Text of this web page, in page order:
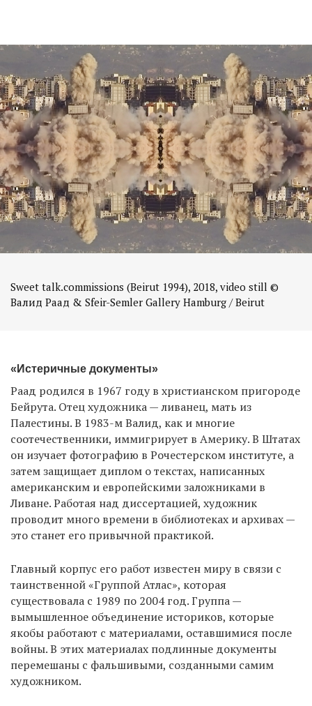
Sweet talk.commissions (Beirut 1994), 2018, video still ©
Валид Раад & Sfeir-Semler Gallery Hamburg / Beirut
«Истеричные документы»
Раад родился в 1967 году в христианском пригороде
Бейрута. Отец художника — ливанец, мать из
Палестины. В 1983-м Валид, как и многие
соотечественники, иммигрирует в Америку. В Штатах
он изучает фотографию в Рочестерском институте, а
затем защищает диплом о текстах, написанных
американским и европейскими заложниками в
Ливане. Работая над диссертацией, художник
проводит много времени в библиотеках и архивах —
это станет его привычной практикой.
Главный корпус его работ известен миру в связи с
таинственной «Группой Атлас», которая
существовала с 1989 по 2004 год. Группа —
вымышленное объединение историков, которые
якобы работают с материалами, оставшимися после
войны. В этих материалах подлинные документы
перемешаны с фальшивыми, созданными самим
художником.